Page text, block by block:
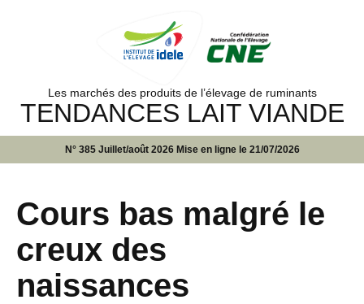
Les marchés des produits de l’élevage de ruminants
TENDANCES LAIT VIANDE
N° 385 Juillet/août 2026 Mise en ligne le 21/07/2026
Cours bas malgré le
creux des
naissances